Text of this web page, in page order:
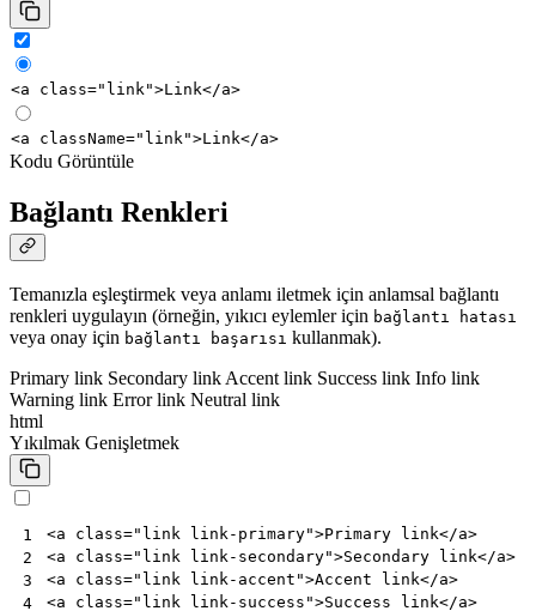
<a class="link">Link</a>
<a className="link">Link</a>
Kodu Görüntüle
Bağlantı Renkleri
Temanızla eşleştirmek veya anlamı iletmek için anlamsal bağlantı
renkleri uygulayın (örneğin, yıkıcı eylemler için bağlantı hatası
veya onay için bağlantı başarısı kullanmak).
Primary link Secondary linkAccent link Success link Info link
Warning link Error link Neutral link
html
Yıkılmak Genişletmek
1
2
3
4
<a class="link link-primary">Primary link</a>
<a class="link link-secondary">Secondary link</a>
<a class="link link-accent">Accent link</a>
<a class="link link-success">Success link</a>